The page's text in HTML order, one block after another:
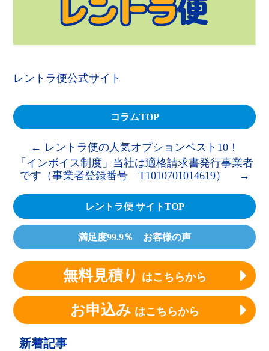
レントラ便公式サイト
コラムTOP
← レントラ便の人気オプションベスト10！
「インボイス制度」当社は適格請求書発行事業者
です（事業者登録番号 T1010701014619）
→
レントラ便 サイトTOP
満足度99.9％ お客様の声
無料見積り はこちらから
お申込み はこちらから
新着記事